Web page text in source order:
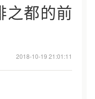
之都的前
2018-10-19 21:01:11